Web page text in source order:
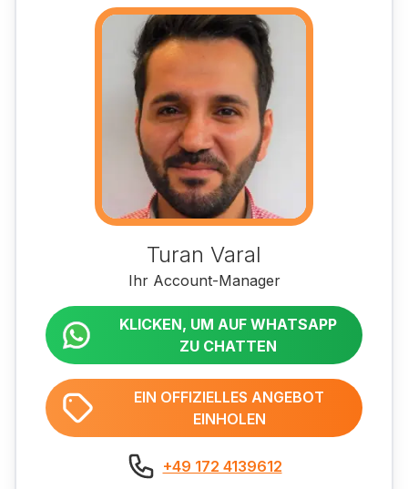
Turan Varal
Ihr Account-Manager
KLICKEN, UM AUF WHATSAPP
ZU CHATTEN
EIN OFFIZIELLES ANGEBOT
EINHOLEN
+49 172 4139612